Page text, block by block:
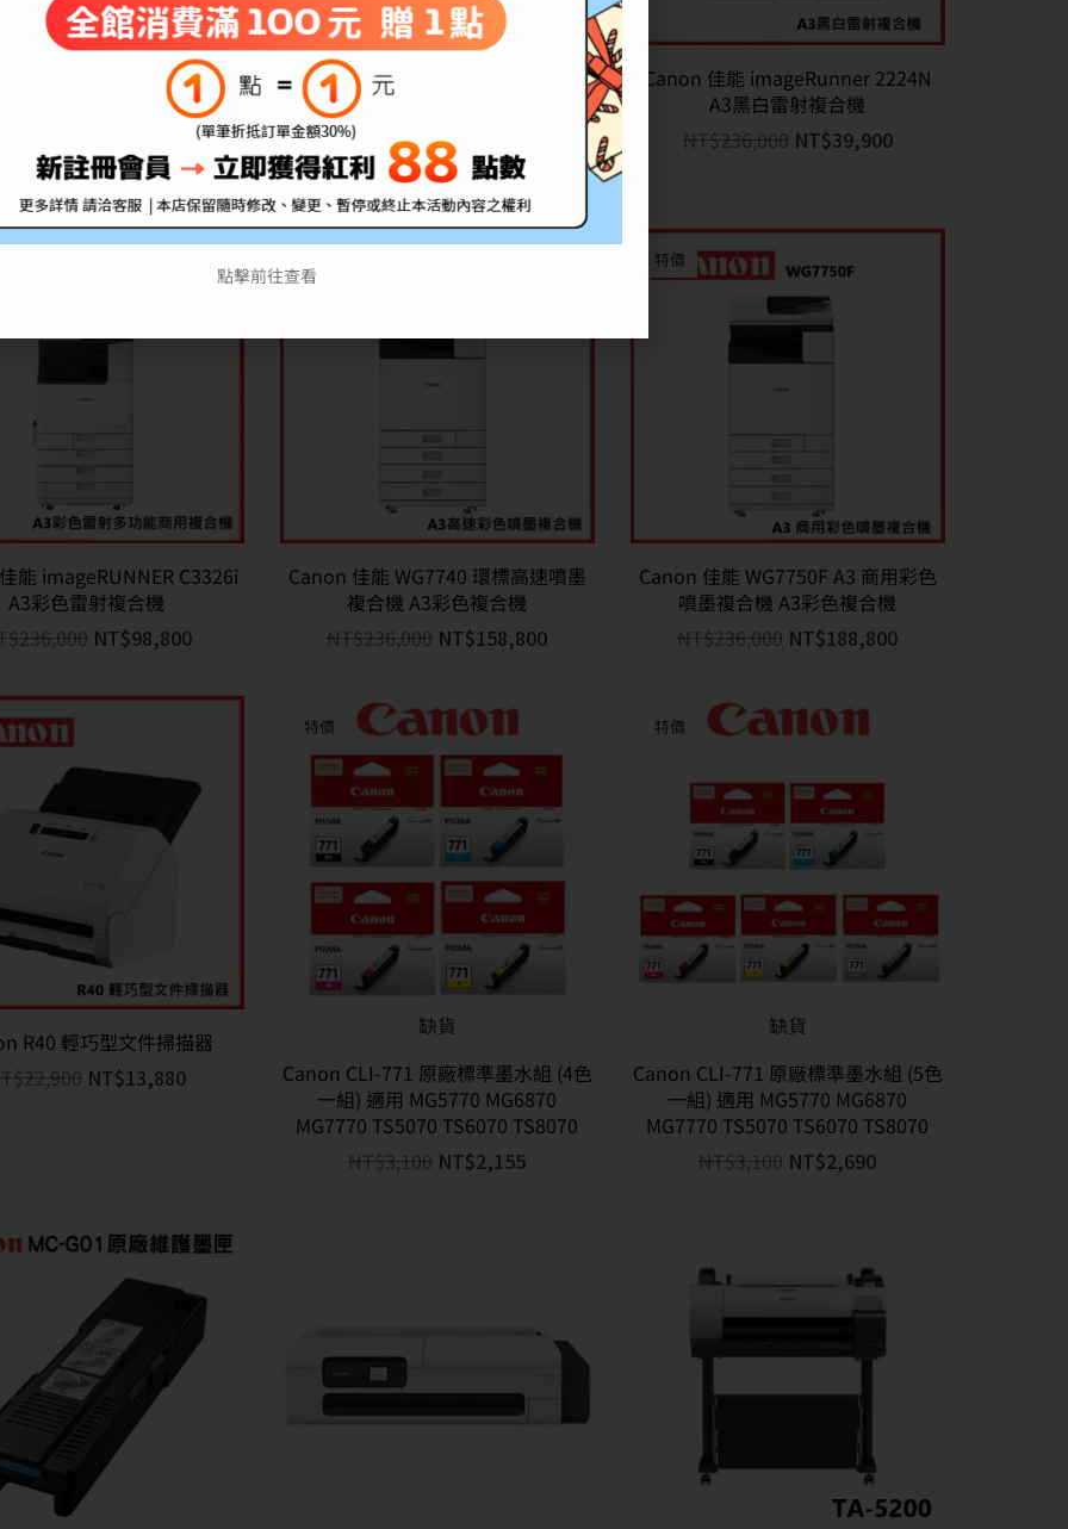
能 imageCLASS MF756Cx
缺貨
【出清】Canon 佳能 imageCLASS
LBP122dw A4黑白雷射印表機
NT$
236,000NT$4,990
Canon 佳能 imageRunner 2224N
A3黑白雷射複合機
NT$236,000 NT$39,900
能 imageRUNNER C3326i
A3彩色雷射複合機
236,000 NT$98,800
Canon 佳能 WG7740 環標高速噴墨
複合機 A3彩色複合機
NT$236,000 NT$158,800
特價
Canon 佳能 WG7750F A3 商用彩色
噴墨複合機 A3彩色複合機
NT$236,000 NT$188,800
R40 輕巧型文件掃描器
22,900 NT$13,880
特價
缺貨
Canon CLI-771 原廠標準墨水組 (4色
一組) 適用 MG5770 MG6870
MG7770 TS5070 TS6070 TS8070
NT$3,100 NT$2,155
特價
缺貨
Canon CLI-771 原廠標準墨水組 (5色
一組) 適用 MG5770 MG6870
MG7770 TS5070 TS6070 TS8070
NT$3,100 NT$2,690
點擊前往查看